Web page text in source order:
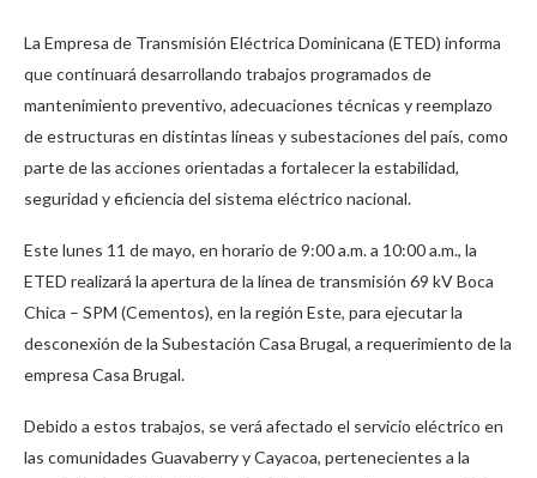
La Empresa de Transmisión Eléctrica Dominicana (ETED) informa
que continuará desarrollando trabajos programados de
mantenimiento preventivo, adecuaciones técnicas y reemplazo
de estructuras en distintas líneas y subestaciones del país, como
parte de las acciones orientadas a fortalecer la estabilidad,
seguridad y eficiencia del sistema eléctrico nacional.
Este lunes 11 de mayo, en horario de 9:00 a.m. a 10:00 a.m., la
ETED realizará la apertura de la línea de transmisión 69 kV Boca
Chica – SPM (Cementos), en la región Este, para ejecutar la
desconexión de la Subestación Casa Brugal, a requerimiento de la
empresa Casa Brugal.
Debido a estos trabajos, se verá afectado el servicio eléctrico en
las comunidades Guavaberry y Cayacoa, pertenecientes a la